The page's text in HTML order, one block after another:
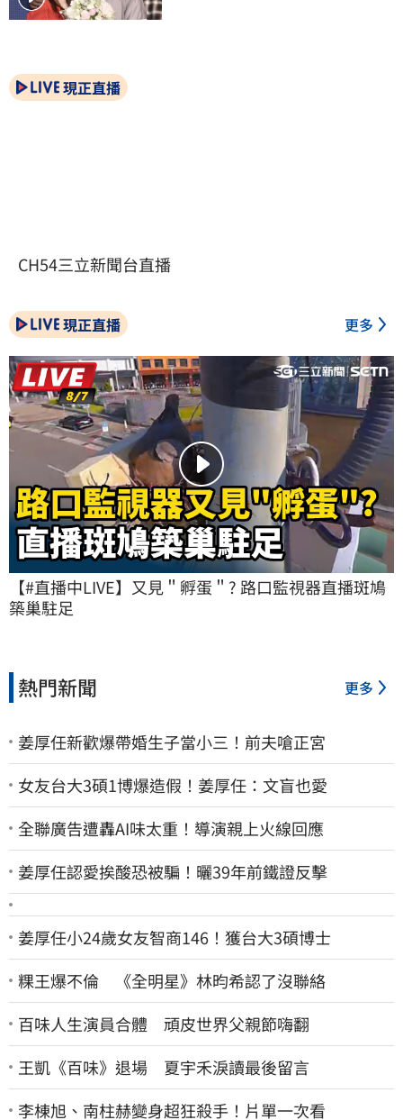
現正直播
CH54三立新聞台直播
現正直播 更多
【#直播中LIVE】又見＂孵蛋＂? 路口監視器直播斑鳩
築巢駐足
熱門新聞 更多
姜厚任新歡爆帶婚生子當小三！前夫嗆正宮
女友台大3碩1博爆造假！姜厚任：文盲也愛
全聯廣告遭轟AI味太重！導演親上火線回應
姜厚任認愛挨酸恐被騙！曬39年前鐵證反擊
姜厚任小24歲女友智商146！獲台大3碩博士
粿王爆不倫 《全明星》林昀希認了沒聯絡
百味人生演員合體 頑皮世界父親節嗨翻
王凱《百味》退場 夏宇禾淚讀最後留言
李棟旭、南柱赫變身超狂殺手！片單一次看